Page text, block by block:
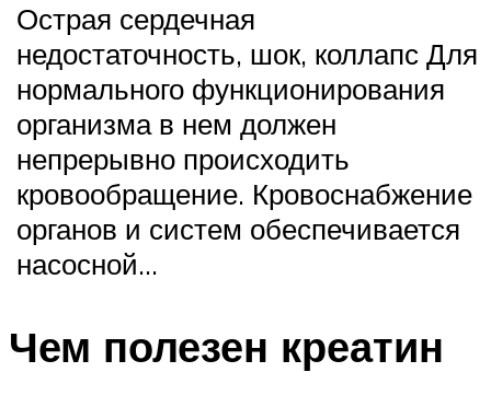
Острая сердечная
недостаточность, шок, коллапс Для
нормального функционирования
организма в нем должен
непрерывно происходить
кровообращение. Кровоснабжение
органов и систем обеспечивается
насосной…
Чем полезен креатин